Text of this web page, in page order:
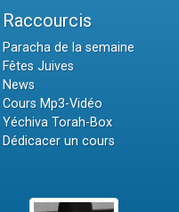
Raccourcis
Paracha de la semaine
Fêtes Juives
News
Cours Mp3-Vidéo
Yéchiva Torah-Box
Dédicacer un cours